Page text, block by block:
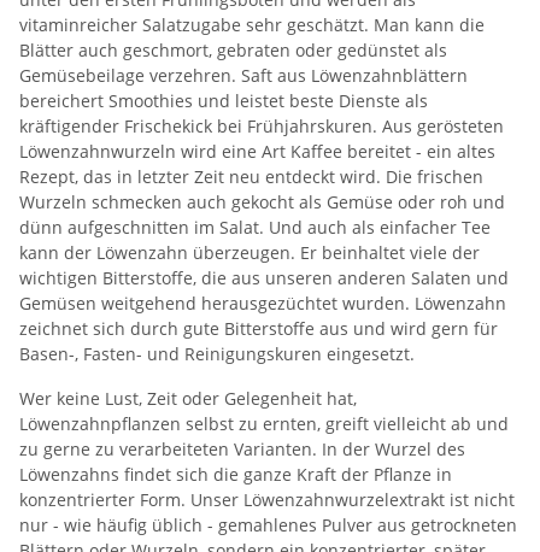
vitaminreicher Salatzugabe sehr geschätzt. Man kann die
Blätter auch geschmort, gebraten oder gedünstet als
Gemüsebeilage verzehren. Saft aus Löwenzahnblättern
bereichert Smoothies und leistet beste Dienste als
kräftigender Frischekick bei Frühjahrskuren. Aus gerösteten
Löwenzahnwurzeln wird eine Art Kaffee bereitet - ein altes
Rezept, das in letzter Zeit neu entdeckt wird. Die frischen
Wurzeln schmecken auch gekocht als Gemüse oder roh und
dünn aufgeschnitten im Salat. Und auch als einfacher Tee
kann der Löwenzahn überzeugen. Er beinhaltet viele der
wichtigen Bitterstoffe, die aus unseren anderen Salaten und
Gemüsen weitgehend herausgezüchtet wurden. Löwenzahn
zeichnet sich durch gute Bitterstoffe aus und wird gern für
Basen-, Fasten- und Reinigungskuren eingesetzt.
Wer keine Lust, Zeit oder Gelegenheit hat,
Löwenzahnpflanzen selbst zu ernten, greift vielleicht ab und
zu gerne zu verarbeiteten Varianten. In der Wurzel des
Löwenzahns findet sich die ganze Kraft der Pflanze in
konzentrierter Form. Unser Löwenzahnwurzelextrakt ist nicht
nur - wie häufig üblich - gemahlenes Pulver aus getrockneten